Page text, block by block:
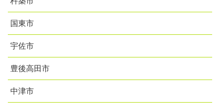
国東市
宇佐市
豊後高田市
中津市